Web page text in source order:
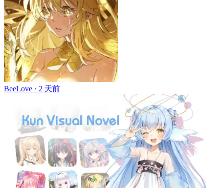
BeeLove · 2 天前